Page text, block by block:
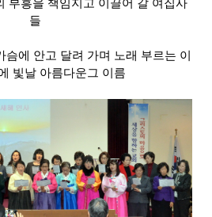
들
슴에 안고 달려 가며 노래 부르는 이
빛날 아름다운그 이름